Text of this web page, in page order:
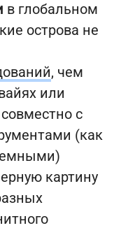
в глобальном
острова не
, чем
или
с
(как
картину